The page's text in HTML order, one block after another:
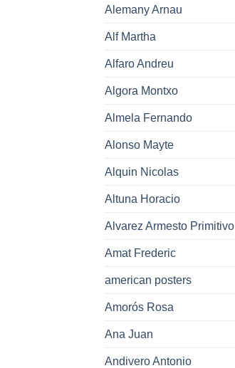
Alemany Arnau
Alf Martha
Alfaro Andreu
Algora Montxo
Almela Fernando
Alonso Mayte
Alquin Nicolas
Altuna Horacio
Alvarez Armesto Primitivo
Amat Frederic
american posters
Amorós Rosa
Ana Juan
Andivero Antonio